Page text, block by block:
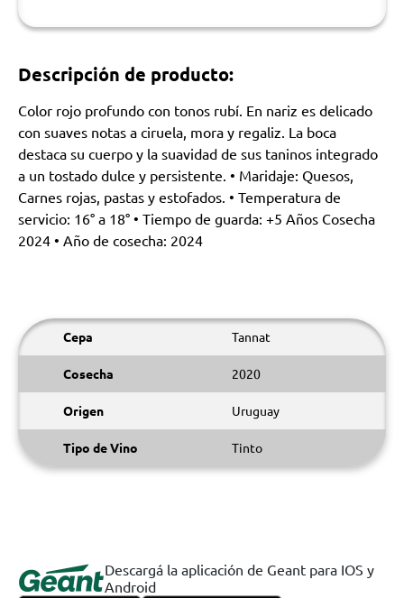
Descripción de producto:
Color rojo profundo con tonos rubí. En nariz es delicado
con suaves notas a ciruela, mora y regaliz. La boca
destaca su cuerpo y la suavidad de sus taninos integrado
a un tostado dulce y persistente. • Maridaje: Quesos,
Carnes rojas, pastas y estofados. • Temperatura de
servicio: 16° a 18° • Tiempo de guarda: +5 Años Cosecha
2024 • Año de cosecha: 2024
Cepa Tannat
Cosecha 2020
Origen Uruguay
Tipo de Vino Tinto
Descargá la aplicación de Geant para IOS y
Android